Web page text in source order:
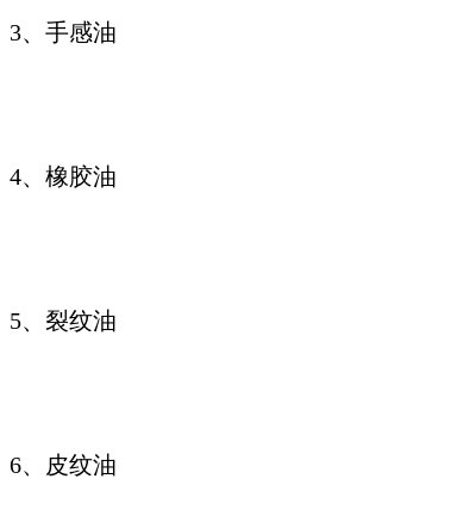
3、手感油
4、橡胶油
5、裂纹油
6、皮纹油